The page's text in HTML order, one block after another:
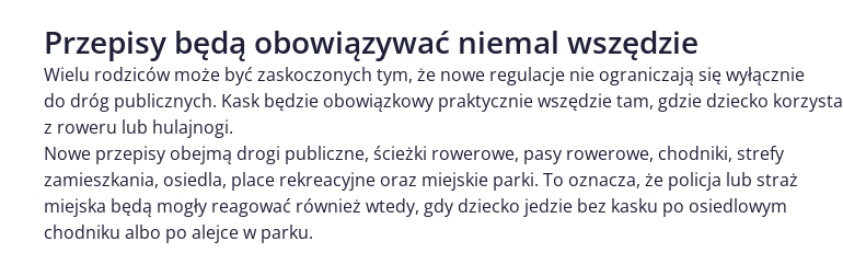
Przepisy będą obowiązywać niemal wszędzie
Wielu rodziców może być zaskoczonych tym, że nowe regulacje nie ograniczają się wyłącznie
do dróg publicznych. Kask będzie obowiązkowy praktycznie wszędzie tam, gdzie dziecko korzysta
z roweru lub hulajnogi.
Nowe przepisy obejmą drogi publiczne, ścieżki rowerowe, pasy rowerowe, chodniki, strefy
zamieszkania, osiedla, place rekreacyjne oraz miejskie parki. To oznacza, że policja lub straż
miejska będą mogły reagować również wtedy, gdy dziecko jedzie bez kasku po osiedlowym
chodniku albo po alejce w parku.